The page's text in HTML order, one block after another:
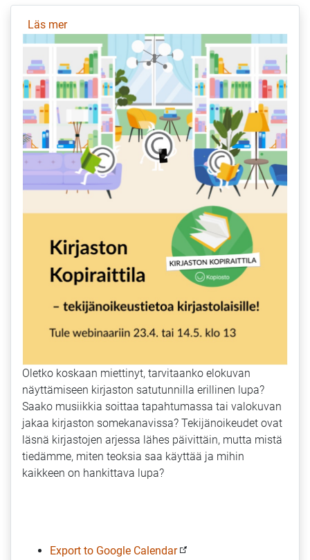
Läs merom
Kirjaston
Kopiraittila
–
tekijänoikeustietoa
kirjastoille
23.4.
Oletko koskaan miettinyt, tarvitaanko elokuvan
näyttämiseen kirjaston satutunnilla erillinen lupa?
Saako musiikkia soittaa tapahtumassa tai valokuvan
jakaa kirjaston somekanavissa? Tekijänoikeudet ovat
läsnä kirjastojen arjessa lähes päivittäin, mutta mistä
tiedämme, miten teoksia saa käyttää ja mihin
kaikkeen on hankittava lupa?
Export to Google Calendar